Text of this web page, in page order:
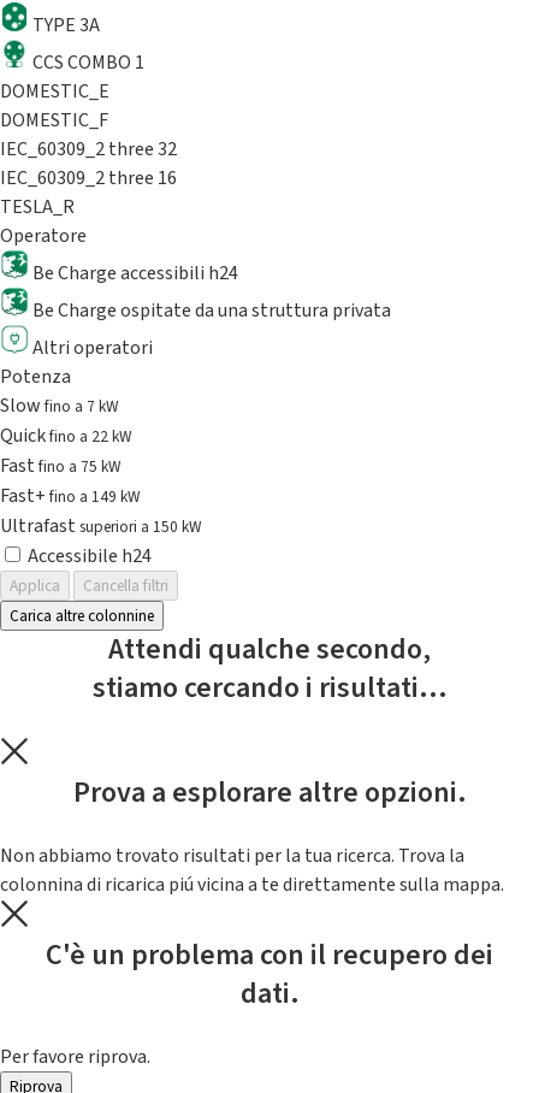
TYPE 3A
CCS COMBO 1
DOMESTIC_E
DOMESTIC_F
IEC_60309_2 three 32
IEC_60309_2 three 16
TESLA_R
Operatore
Be Charge accessibili h24
Be Charge ospitate da una struttura privata
Altri operatori
Potenza
Slowfino a 7 kW
Quickfino a 22 kW
Fastfino a 75 kW
Fast+fino a 149 kW
Ultrafast superiori a 150 kW
Accessibile h24
Applica
Cancella filtri
Carica altre colonnine
Attendi qualche secondo,
stiamo cercando i risultati...
Prova a esplorare altre opzioni.
Non abbiamo trovato risultati per la tua ricerca. Trova la
colonnina di ricarica piú vicina a te direttamente sulla mappa.
C'è un problema con il recupero dei
dati.
Per favore riprova.
Riprova